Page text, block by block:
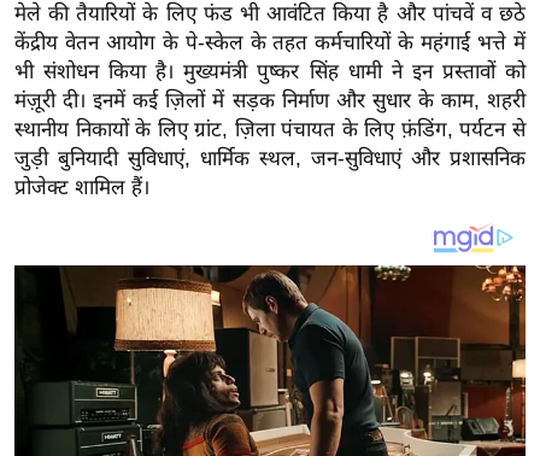
ज्ञ
रा
य
ब
ज
ट
I
मेले की तैयारियों के लिए फंड भी आवंटित किया है और पांचवें व छठे
केंद्रीय वेतन आयोग के पे-स्केल के तहत कर्मचारियों के महंगाई भत्ते में
भी संशोधन किया है। मुख्यमंत्री पुष्कर सिंह धामी ने इन प्रस्तावों को
मंज़ूरी दी। इनमें कई ज़िलों में सड़क निर्माण और सुधार के काम, शहरी
स्थानीय निकायों के लिए ग्रांट, ज़िला पंचायत के लिए फ़ंडिंग, पर्यटन से
जुड़ी बुनियादी सुविधाएं, धार्मिक स्थल, जन-सुविधाएं और प्रशासनिक
प्रोजेक्ट शामिल हैं।